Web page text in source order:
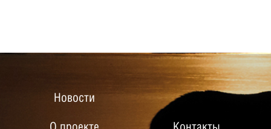
Новости